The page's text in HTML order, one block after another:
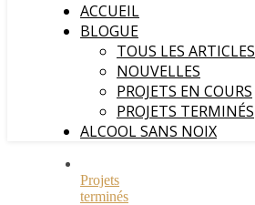
ACCUEIL
BLOGUE
TOUS LES ARTICLES
NOUVELLES
PROJETS EN COURS
PROJETS TERMINÉS
ALCOOL SANS NOIX
Projets
terminés